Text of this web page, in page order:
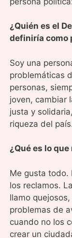
¿Quién es el
definiría como
Soy una
problemáticas
personas,
joven, cambiar
justa y
riqueza del
¿Qué es lo
Me gusta todo.
los reclamos.
llamo
problemas de
cuando no los
crear un